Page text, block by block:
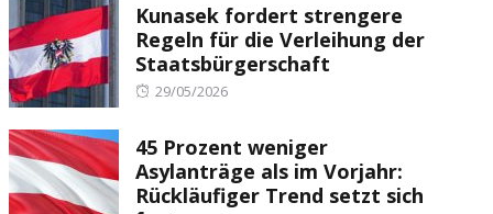
Kunasek fordert strengere
Regeln für die Verleihung der
Staatsbürgerschaft
Posted
29/05/2026
45 Prozent weniger
Asylanträge als im Vorjahr:
Rückläufiger Trend setzt sich